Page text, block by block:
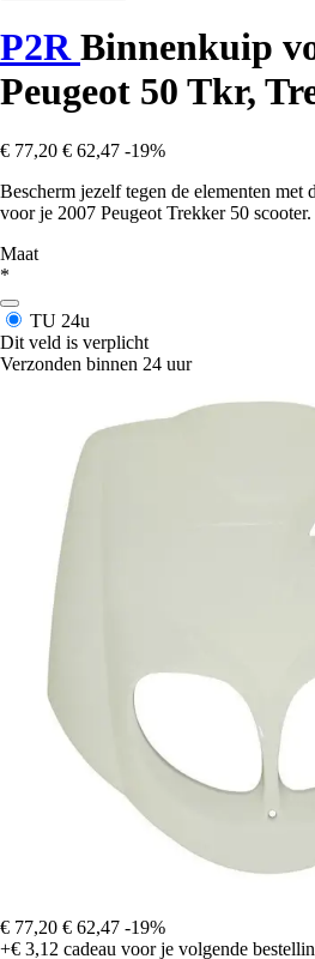
P2RBinnenkuip
Peugeot 50 Tkr,
€ 77,20 € 62,47 -19%
Bescherm jezelf tegen de elementen met
voor je 2007 Peugeot Trekker 50
Maat
*
TU 24u
Dit veld is verplicht
Verzonden binnen 24 uur
€ 77,20 € 62,47 -19%
+€ 3,12 cadeau voor je volgende